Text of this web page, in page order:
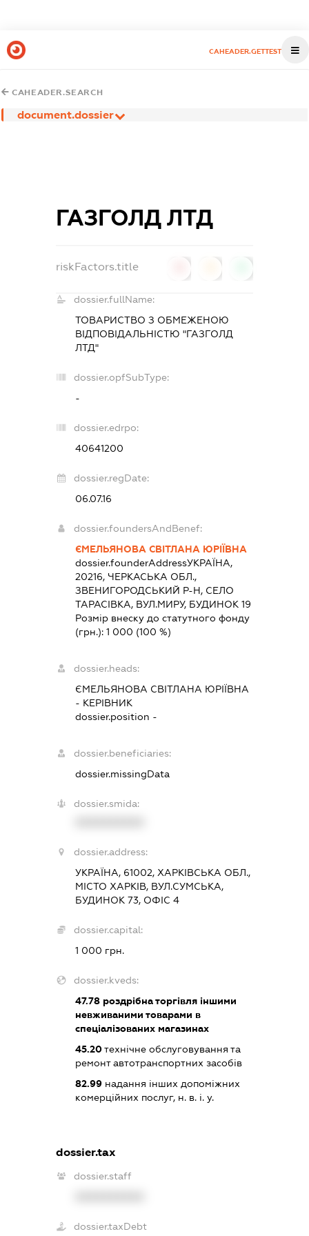
CAHEADER.GETTEST
CAHEADER.SEARCH
document.dossier
ГАЗГОЛД ЛТД
riskFactors.title
dossier.fullName:
ТОВАРИСТВО З ОБМЕЖЕНОЮ
ВІДПОВІДАЛЬНІСТЮ "ГАЗГОЛД
ЛТД"
dossier.opfSubType:
-
dossier.edrpo:
40641200
dossier.regDate:
06.07.16
dossier.foundersAndBenef:
ЄМЕЛЬЯНОВА СВІТЛАНА ЮРІЇВНА
dossier.founderAddressУКРАЇНА,
20216, ЧЕРКАСЬКА ОБЛ.,
ЗВЕНИГОРОДСЬКИЙ Р-Н, СЕЛО
ТАРАСІВКА, ВУЛ.МИРУ, БУДИНОК 19
Розмір внеску до статутного фонду
(грн.): 1 000 (100 %)
dossier.heads:
ЄМЕЛЬЯНОВА СВІТЛАНА ЮРІЇВНА
- КЕРІВНИК
dossier.position -
dossier.beneficiaries:
dossier.missingData
dossier.smida:
dossier.address:
УКРАЇНА, 61002, ХАРКІВСЬКА ОБЛ.,
МІСТО ХАРКІВ, ВУЛ.СУМСЬКА,
БУДИНОК 73, ОФІС 4
dossier.capital:
1 000 грн.
dossier.kveds:
47.78роздрібна торгівля іншими
невживаними товарами в
спеціалізованих магазинах
45.20технічне обслуговування та
ремонт автотранспортних засобів
82.99надання інших допоміжних
комерційних послуг, н. в. і. у.
dossier.tax
dossier.staff
dossier.taxDebt